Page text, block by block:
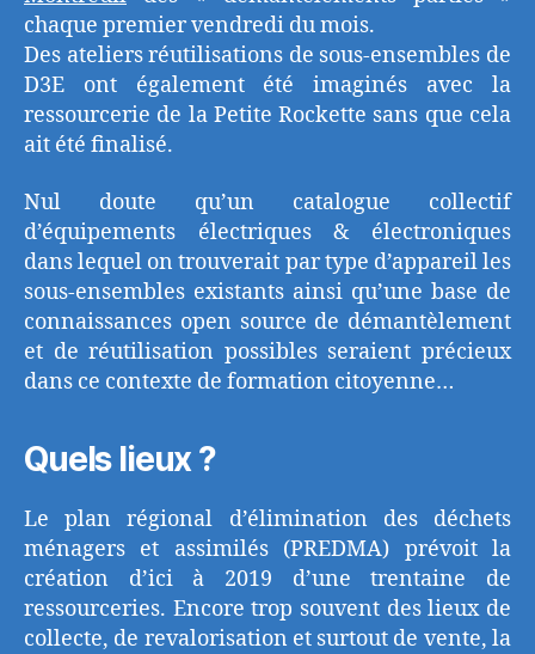
chaque premier vendredi du mois.
Des ateliers réutilisations de sous-ensembles de
D3E ont également été imaginés avec la
ressourcerie de la Petite Rockette sans que cela
ait été finalisé.
Nul doute qu’un catalogue collectif
d’équipements électriques & électroniques
dans lequel on trouverait par type d’appareil les
sous-ensembles existants ainsi qu’une base de
connaissances open source de démantèlement
et de réutilisation possibles seraient précieux
dans ce contexte de formation citoyenne…
Quels lieux ?
Le plan régional d’élimination des déchets
ménagers et assimilés (PREDMA) prévoit la
création d’ici à 2019 d’une trentaine de
ressourceries. Encore trop souvent des lieux de
collecte, de revalorisation et surtout de vente, la